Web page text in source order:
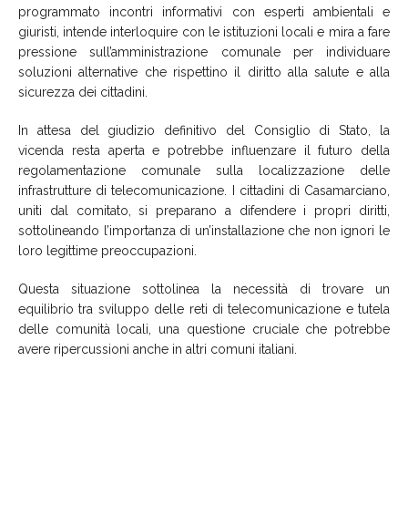
programmato incontri informativi con esperti ambientali e
giuristi, intende interloquire con le istituzioni locali e mira a fare
pressione sull’amministrazione comunale per individuare
soluzioni alternative che rispettino il diritto alla salute e alla
sicurezza dei cittadini.
In attesa del giudizio definitivo del Consiglio di Stato, la
vicenda resta aperta e potrebbe influenzare il futuro della
regolamentazione comunale sulla localizzazione delle
infrastrutture di telecomunicazione. I cittadini di Casamarciano,
uniti dal comitato, si preparano a difendere i propri diritti,
sottolineando l’importanza di un’installazione che non ignori le
loro legittime preoccupazioni.
Questa situazione sottolinea la necessità di trovare un
equilibrio tra sviluppo delle reti di telecomunicazione e tutela
delle comunità locali, una questione cruciale che potrebbe
avere ripercussioni anche in altri comuni italiani.